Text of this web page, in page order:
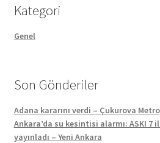
Kategori
Genel
Son Gönderiler
Adana kararını verdi – Çukurova
Ankara’da su kesintisi alarmı: ASKI
yayınladı – Yeni Ankara